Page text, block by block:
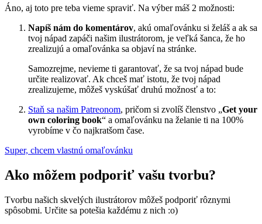
Áno, aj toto pre teba vieme spraviť. Na výber máš 2 možnosti:
Napíš nám do komentárov, akú omaľovánku si želáš a ak sa
tvoj nápad zapáči našim ilustrátorom, je veľká šanca, že ho
zrealizujú a omaľovánka sa objaví na stránke.
Samozrejme, nevieme ti garantovať, že sa tvoj nápad bude
určite realizovať. Ak chceš mať istotu, že tvoj nápad
zrealizujeme, môžeš vyskúšať druhú možnosť a to:
Staň sa našim Patreonom, pričom si zvolíš členstvo „Get your
own coloring book“ a omaľovánku na želanie ti na 100%
vyrobíme v čo najkratšom čase.
Super, chcem vlastnú omaľovánku
Ako môžem podporiť vašu tvorbu?
Tvorbu našich skvelých ilustrátorov môžeš podporiť rôznymi
spôsobmi. Určite sa potešia každému z nich :o)